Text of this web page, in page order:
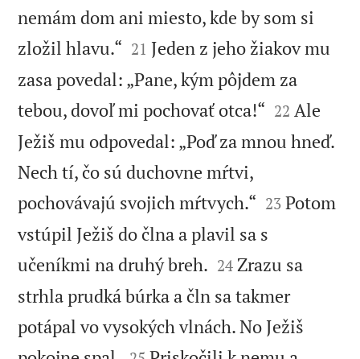
nemám dom ani miesto, kde by som si
zložil hlavu.“ 

21 Jeden z jeho žiakov mu
zasa povedal: „Pane, kým pôjdem za
tebou, dovoľ mi pochovať otca!“ 

22 Ale
Ježiš mu odpovedal: „Poď za mnou hneď.
Nech tí, čo sú duchovne mŕtvi,
pochovávajú svojich mŕtvych.“ 

23 Potom
vstúpil Ježiš do člna a plavil sa s
učeníkmi na druhý breh. 

24 Zrazu sa
strhla prudká búrka a čln sa takmer
potápal vo vysokých vlnách. No Ježiš